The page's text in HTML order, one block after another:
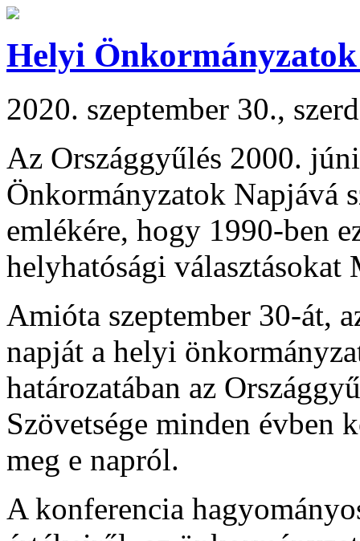
Helyi
2020. szeptember 30.,
Az Országgyűlés 2000.
Önkormányzatok Napjává
emlékére, hogy 1990-ben
helyhatósági választásokat
Amióta szeptember 30-át,
napját a helyi
határozatában az
Szövetsége minden évben
meg e napról.
A konferencia